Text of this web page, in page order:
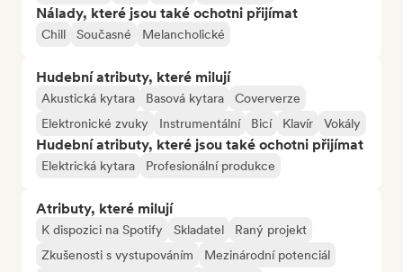
Nálady, které jsou také ochotni přijímat
Chill Současné Melancholické
Hudební atributy, které milují
Akustická kytara Basová kytara
Coververze
Elektronické zvuky
Instrumentální Bicí Klavír Vokály
Hudební atributy, které jsou také ochotni přijímat
Elektrická kytara Profesionální produkce
Atributy, které milují
K dispozici na Spotify Skladatel
Raný projekt
Zkušenosti s vystupováním
Mezinárodní potenciál